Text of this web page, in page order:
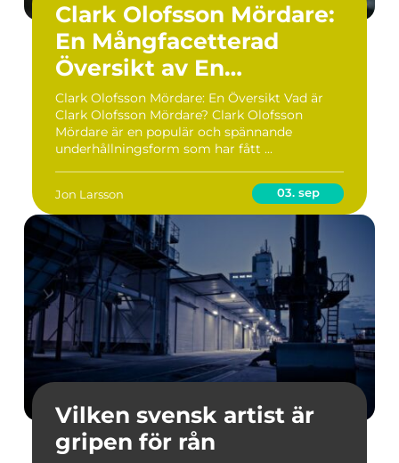
Clark Olofsson Mördare:
En Mångfacetterad
Översikt av En
Ouml;verraskande
Underhållande Tendens
Clark Olofsson Mördare: En Översikt Vad är
Clark Olofsson Mördare? Clark Olofsson
Mördare är en populär och spännande
underhållningsform som har fått ...
Jon Larsson 03. sep
Vilken svensk artist är
gripen för rån